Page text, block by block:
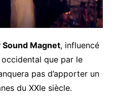
Sound Magnet, influencé
que par le
pas d’apporter un
du XXIe siècle.